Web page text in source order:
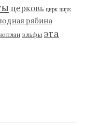
церковь цирк цирк
рябина
эльфы эта